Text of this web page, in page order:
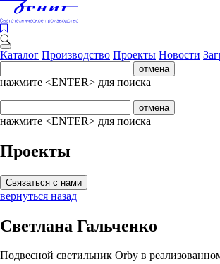
Каталог Производство Проекты Новости
отмена
нажмите <ENTER> для поиска
отмена
нажмите <ENTER> для поиска
Проекты
Связаться с нами
вернуться назад
Светлана Гальченко
Подвесной светильник Orby в